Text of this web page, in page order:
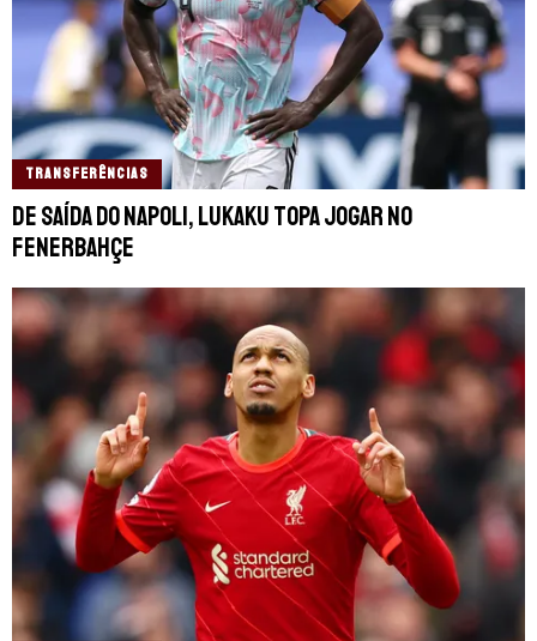
TRANSFERÊNCIAS
De saída do Napoli, Lukaku topa jogar no
Fenerbahçe